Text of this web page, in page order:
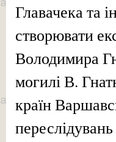
Главачека та
створювати
Володимира
могилі В.
країн